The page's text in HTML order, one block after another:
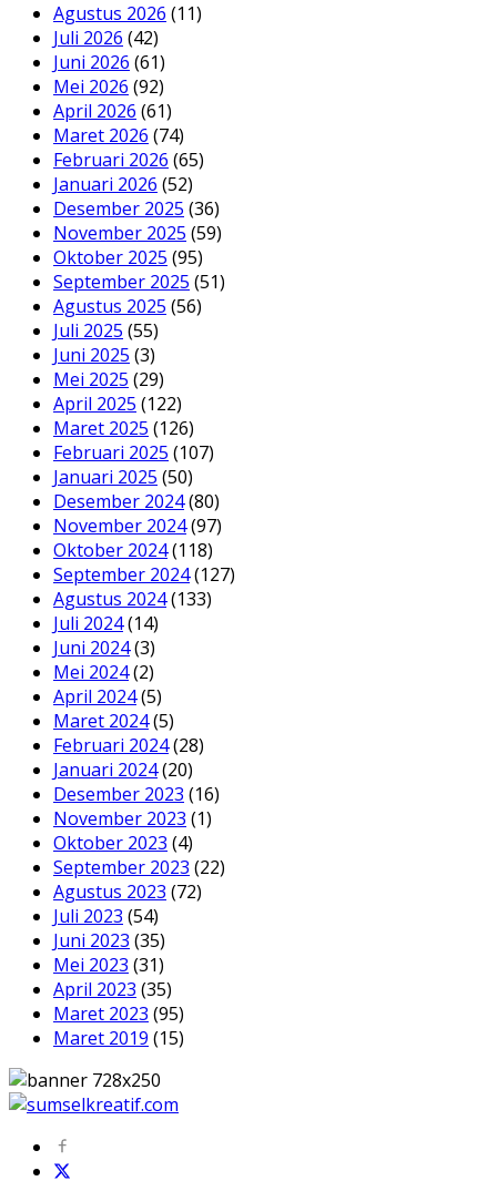
Agustus 2026 (11)
Juli 2026 (42)
Juni 2026 (61)
Mei 2026 (92)
April 2026 (61)
Maret 2026 (74)
Februari 2026 (65)
Januari 2026 (52)
Desember 2025 (36)
November 2025 (59)
Oktober 2025 (95)
September 2025 (51)
Agustus 2025 (56)
Juli 2025 (55)
Juni 2025 (3)
Mei 2025 (29)
April 2025 (122)
Maret 2025 (126)
Februari 2025 (107)
Januari 2025 (50)
Desember 2024(80)
November 2024(97)
Oktober 2024(118)
September 2024(127)
Agustus 2024(133)
Juli 2024(14)
Juni 2024(3)
Mei 2024(2)
April 2024(5)
Maret 2024(5)
Februari 2024(28)
Januari 2024(20)
Desember 2023 (16)
November 2023 (1)
Oktober 2023 (4)
September 2023 (22)
Agustus 2023 (72)
Juli 2023 (54)
Juni 2023 (35)
Mei 2023 (31)
April 2023 (35)
Maret 2023 (95)
Maret 2019 (15)